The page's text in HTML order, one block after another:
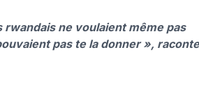
rwandais ne voulaient même pas
pas te la donner », raconte